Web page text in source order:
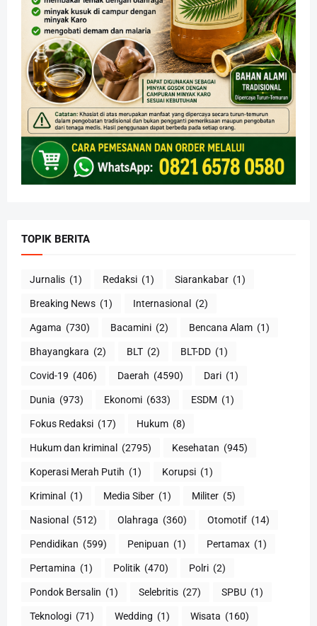
TOPIK BERITA
Jurnalis (1) Redaksi (1) Siarankabar (1)
Breaking News (1) Internasional (2)
Agama (730) Bacamini (2) Bencana Alam (1)
Bhayangkara (2) BLT (2) BLT-DD (1)
Covid-19 (406) Daerah (4590) Dari (1)
Dunia (973) Ekonomi (633) ESDM (1)
Fokus Redaksi (17) Hukum (8)
Hukum dan kriminal (2795) Kesehatan (945)
Koperasi Merah Putih (1) Korupsi (1)
Kriminal (1) Media Siber (1) Militer (5)
Nasional (512) Olahraga (360) Otomotif (14)
Pendidikan (599) Penipuan (1) Pertamax (1)
Pertamina (1) Politik (470) Polri (2)
Pondok Bersalin (1) Selebritis (27) SPBU (1)
Teknologi (71) Wedding (1) Wisata (160)